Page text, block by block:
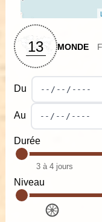
13 MONDE
Du
Au
Durée
3 à 4 jours
Niveau